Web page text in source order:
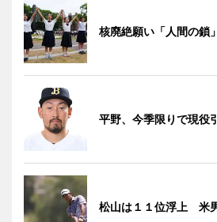
核廃絶願い「人間の鎖
平野、今季限りで現
松山は１１位浮上 米